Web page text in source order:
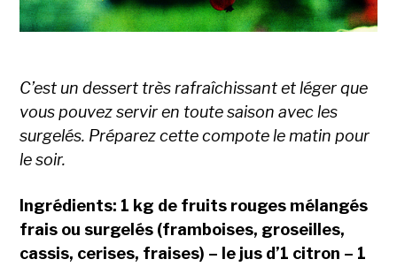
C’est un dessert très rafraîchissant et léger que
vous pouvez servir en toute saison avec les
surgelés. Préparez cette compote le matin pour
le soir.
Ingrédients: 1 kg de fruits rouges mélangés
frais ou surgelés (framboises, groseilles,
cassis, cerises, fraises) – le jus d’1 citron – 1